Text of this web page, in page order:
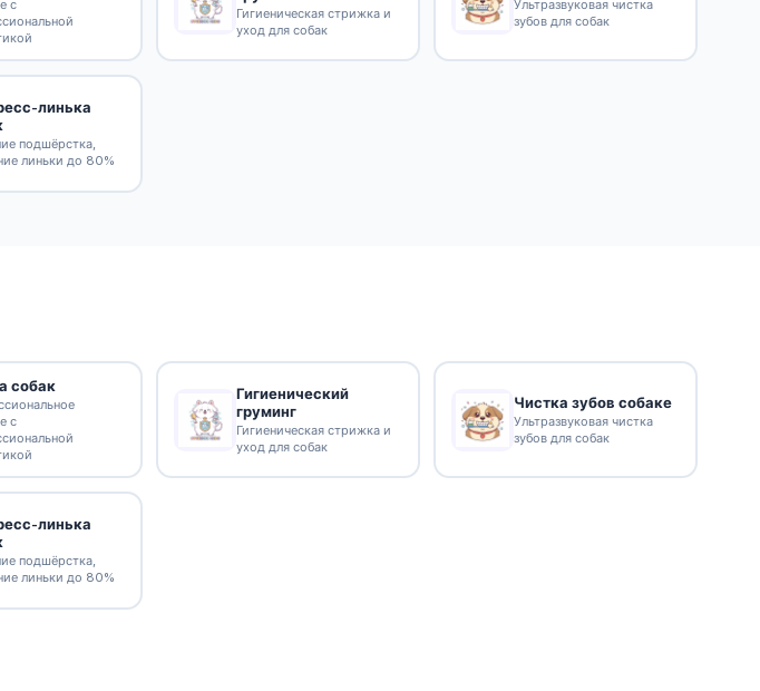
с
Гигиеническая стрижка и
уход для собак
Ультразвуковая чистка
зубов для собак
линька
подшёрстка,
линьки до 80%
собак
с
Гигиенический
груминг
Гигиеническая стрижка и
уход для собак
Чистка зубов собаке
Ультразвуковая чистка
зубов для собак
линька
подшёрстка,
линьки до 80%